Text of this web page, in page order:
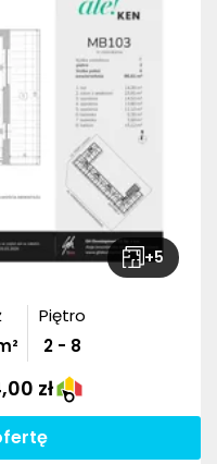
+5
Piętro
2 - 8
zł